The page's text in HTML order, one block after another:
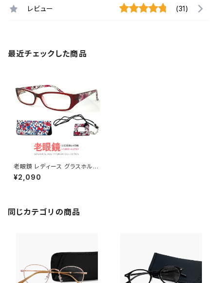
レビュー (31)
最近チェックした商品
老眼鏡 レディース グラスホルダ
ー付き LCR44180 シニアグラ
ス スクエア型
¥2,090
同じカテゴリの商品